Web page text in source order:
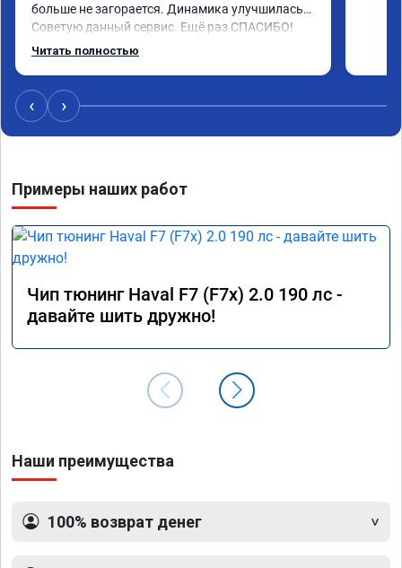
больше не загорается. Динамика улучшилась.
Советую данный сервис. Ещё раз СПАСИБО!
Читать полностью
‹ ›
Примеры наших работ
Чип тюнинг Haval F7 (F7x) 2.0 190 лс -
давайте шить дружно!
Наши преимущества
100% возврат денег